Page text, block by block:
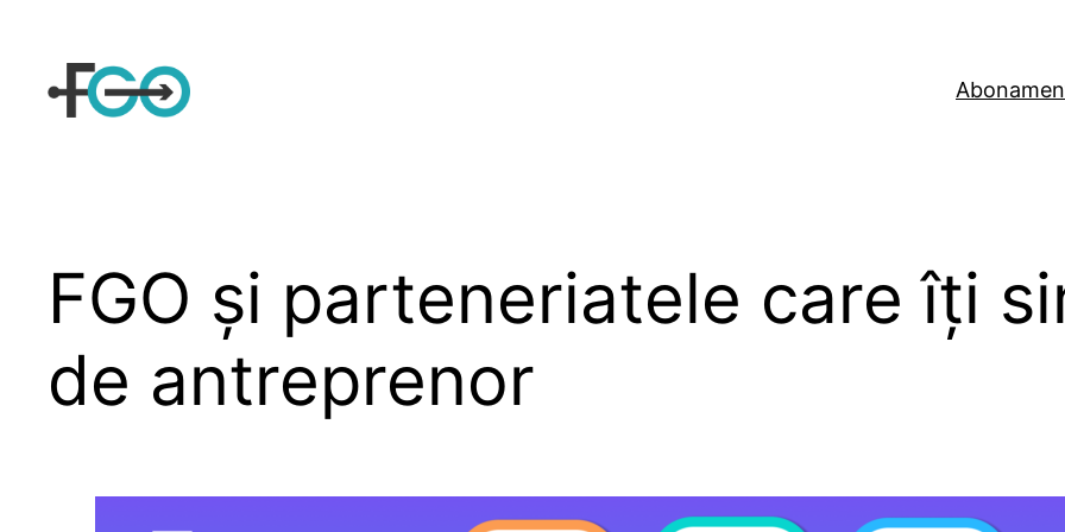
conținut
FGO și parteneriatele care îți
de antreprenor